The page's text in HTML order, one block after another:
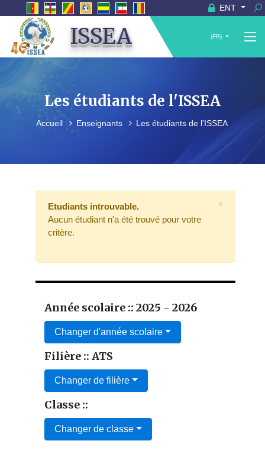
ENT
ISSEA (FR)
Les étudiants de l'ISSEA
Accueil Enseignants Les étudiants de l'ISSEA
Etudiants introuvable.
Aucun étudiant n'a été trouvé pour votre
critère.
×
Année scolaire :: 2025 - 2026
Changer d'année scolaire
Filière :: ATS
Changer de filière
Classe ::
Changer de classe